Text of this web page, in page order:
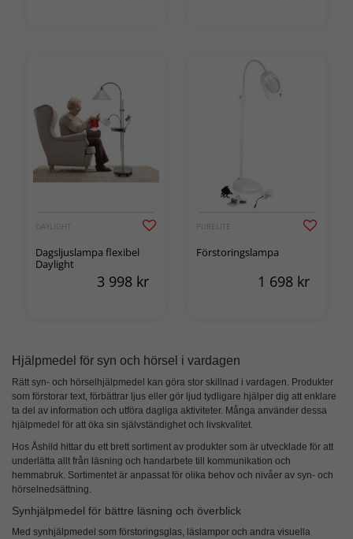
DAYLIGHT
Dagsljuslampa flexibel
Daylight
3 998 kr
PURELITE
Förstoringslampa
1 698 kr
Hjälpmedel för syn och hörsel i vardagen
Rätt syn- och hörselhjälpmedel
kan göra stor skillnad i vardagen. Produkter
som förstorar text, förbättrar ljus eller gör ljud tydligare hjälper dig att enklare
ta del av information och utföra dagliga aktiviteter. Många använder dessa
hjälpmedel för att öka sin självständighet och livskvalitet.
Hos Åshild hittar du ett brett sortiment av produkter som är utvecklade för att
underlätta allt från läsning och handarbete till kommunikation och
hemmabruk. Sortimentet är anpassat för olika behov och nivåer av syn- och
hörselnedsättning.
Synhjälpmedel för bättre läsning och överblick
Med synhjälpmedel som förstoringsglas, läslampor och andra visuella